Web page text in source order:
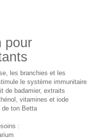
pour
les branchies et les
le système immunitaire
de badamier, extraits
vitamines et iode
de ton Betta
: